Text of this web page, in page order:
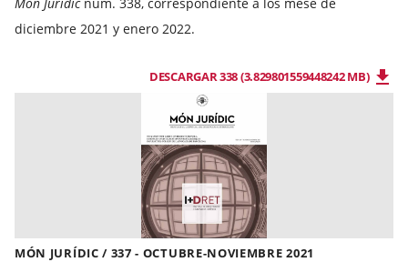
diciembre 2021 y enero 2022.
DESCARGAR 338 (3.829801559448242 MB)
MÓN JURÍDIC / 337 - OCTUBRE-NOVIEMBRE 2021